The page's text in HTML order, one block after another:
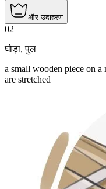
और उदाहरण
02
घोड़ा,पुल
a small wooden piece on
are stretched